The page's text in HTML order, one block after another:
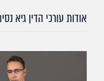
אודות עורכי הדין גיא